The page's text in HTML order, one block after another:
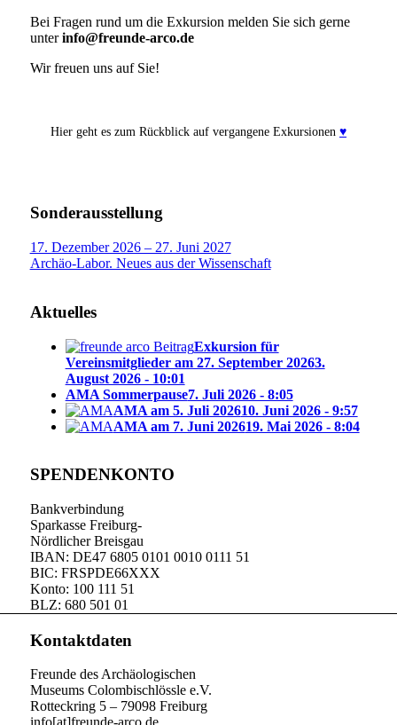
Bei Fragen rund um die Exkursion melden Sie sich gerne
unterinfo@freunde-arco.de
Wir freuen uns auf Sie!
Hier geht es zum Rückblick auf vergangene Exkursionen ♥
Sonderausstellung
17. Dezember 2026 – 27. Juni 2027
Archäo-Labor. Neues aus der Wissenschaft
Aktuelles
Exkursion für
Vereinsmitglieder am 27. September 20263.
August 2026 - 10:01
AMA Sommerpause7. Juli 2026 - 8:05
AMA am 5. Juli 202610. Juni 2026 - 9:57
AMA am 7. Juni 202619. Mai 2026 - 8:04
SPENDENKONTO
Bankverbindung
Sparkasse Freiburg-
Nördlicher Breisgau
IBAN: DE47 6805 0101 0010 0111 51
BIC: FRSPDE66XXX
Konto: 100 111 51
BLZ: 680 501 01
Kontaktdaten
Freunde des Archäologischen
Museums Colombischlössle e.V.
Rotteckring 5 – 79098 Freiburg